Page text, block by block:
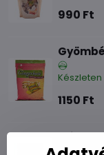
990 Ft
Készleten
1150 Ft
Szilva
Készleten